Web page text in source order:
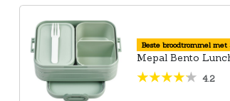
Beste broodtrommel met
Mepal Bento
4.2